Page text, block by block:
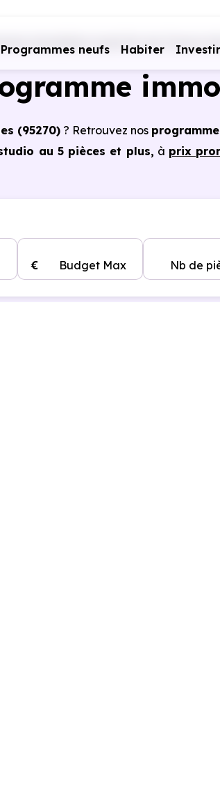
Programmes neufs Habiter Investir
immobiliers neufs Ile-de-France
(95270)? Retrouvez nos
au 5 pièces et plus, à prix
Budget Max
€ Nb de